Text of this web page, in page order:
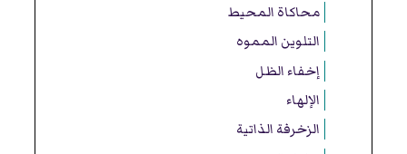
محاكاة المحيط
التلوين المموه
إخفاء الظل
الإلهاء
الزخرفة الذاتية